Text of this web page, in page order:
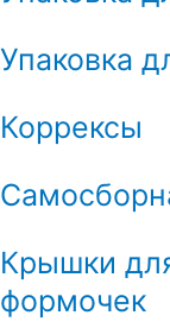
Упаковка
Коррексы
Крышки
формочек